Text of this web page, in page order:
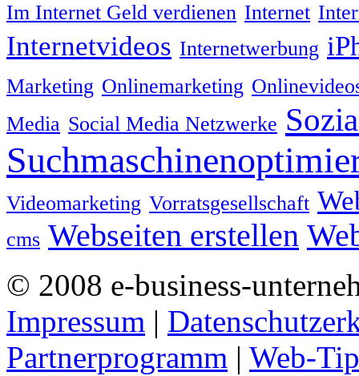
Im Internet Geld verdienen Internet
Internetvideos Internetwerbung
Marketing Onlinemarketing
Media Social Media Netzwerke
Videomarketing Vorratsgesellschaft
cms Webseiten erstellen
© 2008 e-business-
Impressum |
Partnerprogramm | Web-